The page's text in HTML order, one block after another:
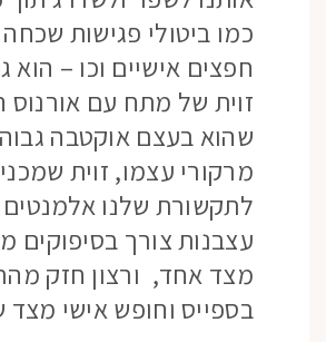
כמו ביטולי פגישות
חפצים אישיים וכו – הוא
זוית של מתח עם אורנוס
שהוא בעצם אוקטבה
מרקורי עצמו, זוית
לתקשורת שלנו
עצבנות צורך בסיפוקים
מצד אחד, ורצון חזק
בספייס וחופש אישי מצד